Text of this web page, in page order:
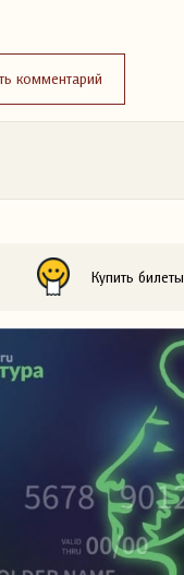
комментарий
Купить билеты